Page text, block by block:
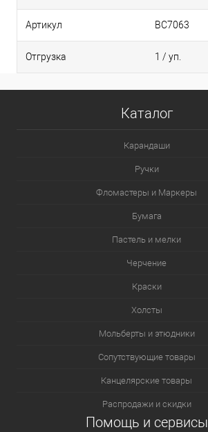
Артикул BC7063
Отгрузка 1 / уп.
Каталог
Карандаши
Ручки
Фломастеры и Маркеры
Бумага
Пастель и мелки
Черчение
Краски
Холсты
Мольберты и этюдники
Сопутствующие товары
Канцелярские товары
Распродажи и скидки
Помощь и сервисы